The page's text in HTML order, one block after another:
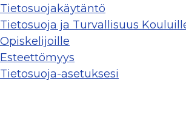
Tietosuojakäytäntö
Tietosuoja ja Turvallisuus
Opiskelijoille
Esteettömyys
Tietosuoja-asetuksesi